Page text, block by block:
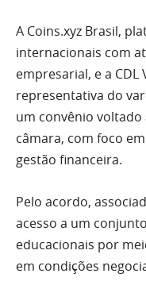
A Coins.xyz Brasil,
internacionais com
empresarial, e a
representativa do
um convênio voltado
câmara, com foco
gestão financeira.
Pelo acordo,
acesso a um
educacionais por
em condições